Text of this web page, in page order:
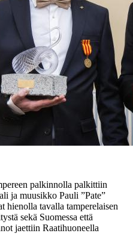
palkinnolla palkittiin
ja muusikko Pauli ”Pate”
tavalla tamperelaisen
sekä Suomessa että
jaettiin Raatihuoneella